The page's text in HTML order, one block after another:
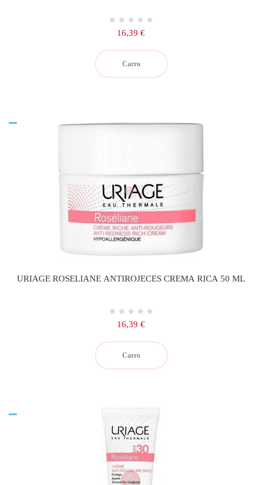
Precio
16,39 €
Carro
URIAGE ROSELIANE ANTIROJECES CREMA RICA 50 ML
Precio
16,39 €
Carro